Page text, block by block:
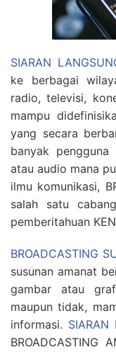
SIARAN
ke berbagai
radio, televisi,
mampu
yang secara
banyak
atau audio mana
ilmu komunikasi,
salah satu
pemberitahuan
BROADCASTING
susunan amanat
gambar atau
maupun tidak,
informasi. SIARAN
BROADCASTING